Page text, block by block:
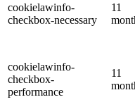
cookielawinfo-
checkbox-necessary
11
cookielawinfo-
checkbox-
performance
11